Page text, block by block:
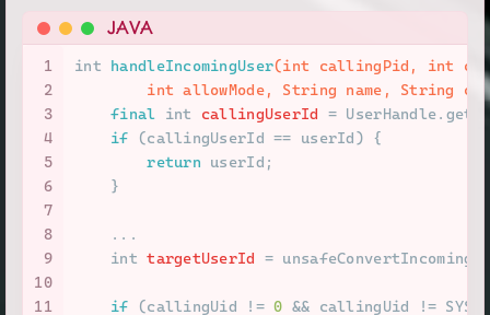
JAVA
1
2
3
4
5
6
7
8
9
10
11
int handleIncomingUser(int callingPid, int
int allowMode, String name, String
final
int callingUserId =
if (callingUserId == userId) {
return userId;
    }
    ...
int targetUserId =
if (callingUid != 0 && callingUid !=